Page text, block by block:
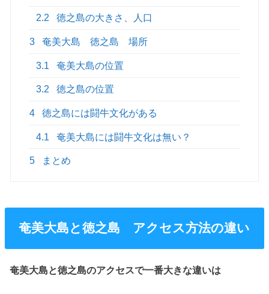
2.2 徳之島の大きさ、人口
3 奄美大島 徳之島 場所
3.1 奄美大島の位置
3.2 徳之島の位置
4 徳之島には闘牛文化がある
4.1 奄美大島には闘牛文化は無い？
5 まとめ
奄美大島と徳之島 アクセス方法の違い
奄美大島と徳之島のアクセスで一番大きな違いは